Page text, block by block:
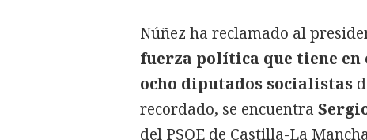
Núñez ha reclamado al
fuerza política que tiene en
ocho diputados socialistas
recordado, se encuentra
del PSOE de Castilla-La